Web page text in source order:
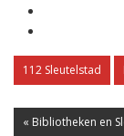
112 Sleutelstad
« Bibliotheken en